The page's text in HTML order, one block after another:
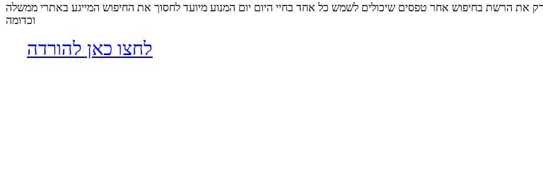
את הרשת בחיפוש אחר טפסים שיכולים לשמש כל אחד בחיי היום יום המנוע מיועד לחסוך את החיפוש המייגע באתרי ממשלה
וכדומה
לחצו כאן להורדה